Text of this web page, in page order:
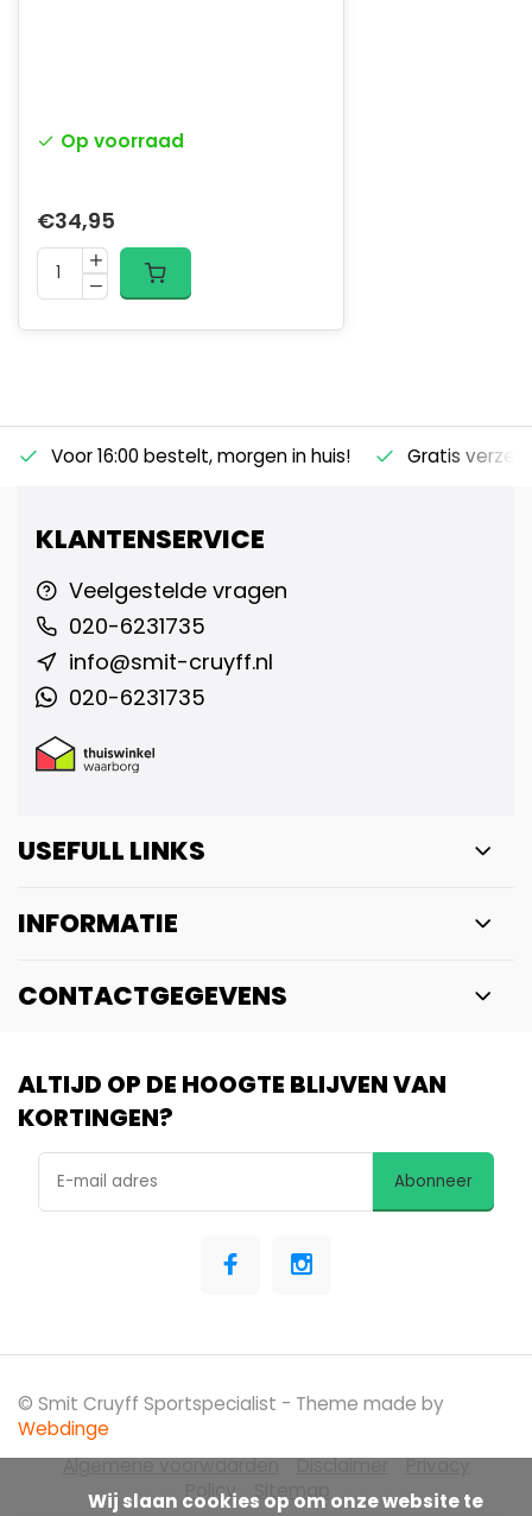
Op voorraad
€34,95
Voor 16:00 bestelt, morgen in huis! Gratis
KLANTENSERVICE
Veelgestelde vragen
020-6231735
info@smit-cruyff.nl
020-6231735
USEFULL LINKS
INFORMATIE
CONTACTGEGEVENS
ALTIJD OP DE HOOGTE BLIJVEN VAN
KORTINGEN?
Abonneer
Algemene voorwaarden Disclaimer
Privacy
Policy
© Smit Cruyff Sportspecialist - Theme made by
Webdinge